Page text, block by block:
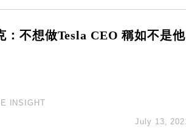
：不想做Tesla CEO 稱如不是他
INSIGHT
July 13, 2021